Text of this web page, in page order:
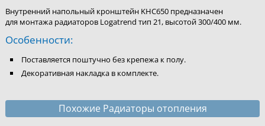
Внутренний напольный кронштейн KHC650 предназначен
для монтажа радиаторов Logatrend тип 21, высотой 300/400 мм.
Особенности:
Поставляется поштучно без крепежа к полу.
Декоративная накладка в комплекте.
Похожие Радиаторы отопления